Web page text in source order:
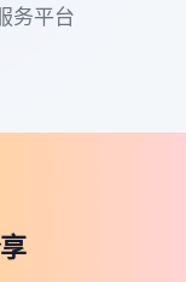
务平台